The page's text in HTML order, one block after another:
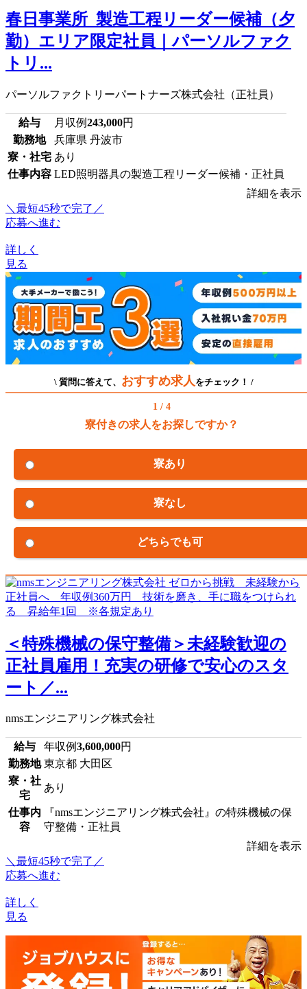
春日事業所_製造工程リーダー候補（夕
勤）エリア限定社員｜パーソルファク
トリ...
パーソルファクトリーパートナーズ株式会社（正社員）
給与 月収例243,000円
勤務地
兵庫県 丹波市
寮・社宅 あり
仕事内容 LED照明器具の製造工程リーダー候補・正社員
詳細を表示
＼最短45秒で完了／
応募へ進む
詳しく
見る
\ 質問に答えて、 おすすめ求人 をチェック！ /
1 / 4
寮付きの求人をお探しですか？
寮あり
寮なし
どちらでも可
＜特殊機械の保守整備＞未経験歓迎の
正社員雇用！充実の研修で安心のスタ
ート／...
nmsエンジニアリング株式会社
給与 年収例3,600,000円
勤務地 東京都 大田区
寮・社
宅
あり
仕事内
容
『nmsエンジニアリング株式会社』の特殊機械の保
守整備・正社員
詳細を表示
＼最短45秒で完了／
応募へ進む
詳しく
見る